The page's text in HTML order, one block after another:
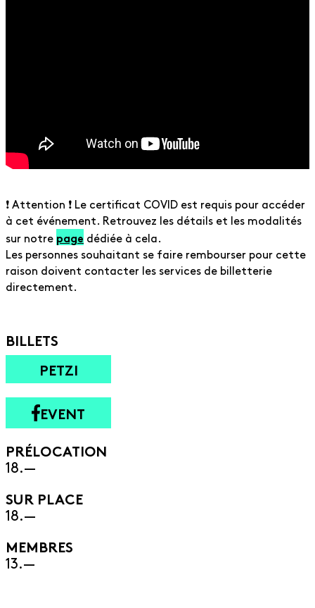
❗️ Attention ❗️ Le certificat COVID est requis pour accéder
à cet événement. Retrouvez les détails et les modalités
sur notre page dédiée à cela.
Les personnes souhaitant se faire rembourser pour cette
raison doivent contacter les services de billetterie
directement.
BILLETS
PETZI
EVENT
PRÉLOCATION
18.—
SUR PLACE
18.—
MEMBRES
13.—